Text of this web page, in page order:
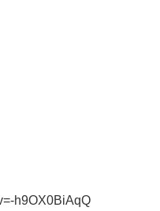
h9OX0BiAqQ